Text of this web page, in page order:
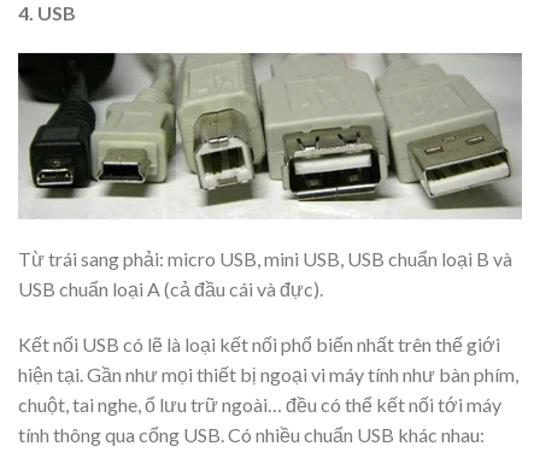
4. USB
Từ trái sang phải: micro USB, mini USB, USB chuẩn loại B và
USB chuẩn loại A (cả đầu cái và đực).
Kết nối USB có lẽ là loại kết nối phổ biến nhất trên thế giới
hiện tại. Gần như mọi thiết bị ngoại vi máy tính như bàn phím,
chuột, tai nghe, ổ lưu trữ ngoài… đều có thể kết nối tới máy
tính thông qua cổng USB. Có nhiều chuẩn USB khác nhau: